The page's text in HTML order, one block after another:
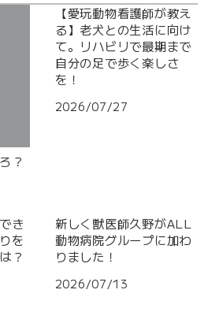
？
【愛玩動物看護師が教え
る】老犬との生活に向け
て。リハビリで最期まで
自分の足で歩く楽しさ
を！
2026/07/27
き
を
？
新しく獣医師久野がALL
動物病院グループに加わ
りました！
2026/07/13